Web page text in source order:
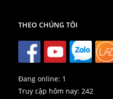
THEO CHÚNG TÔI
Đang online: 1
Truy cập hôm nay: 242